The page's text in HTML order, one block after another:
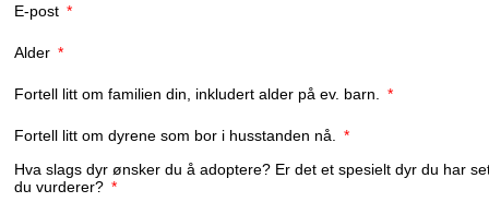
E-post *
Alder *
Fortell litt om familien din, inkludert alder på ev. barn. *
Fortell litt om dyrene som bor i husstanden nå.
*
Hva slags dyr ønsker du å adoptere? Er det et spesielt dyr du har
du vurderer? *